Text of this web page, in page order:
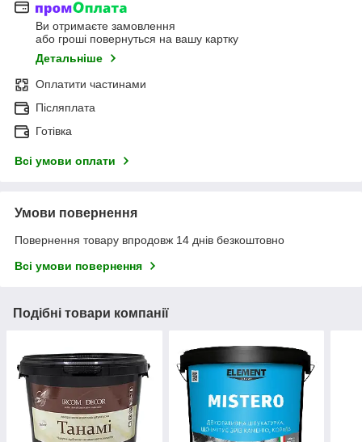
Ви отримаєте замовлення
або гроші повернуться на вашу картку
Детальніше
Оплатити частинами
Післяплата
Готівка
Всі умови оплати
Умови повернення
Повернення товару впродовж 14 днів безкоштовно
Всі умови повернення
Подібні товари компанії